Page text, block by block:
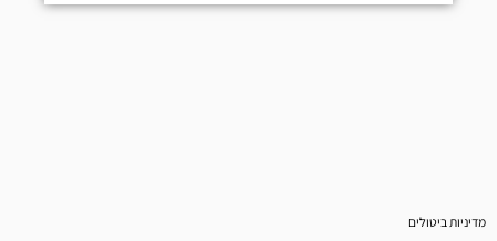
מדיניות ביטולים